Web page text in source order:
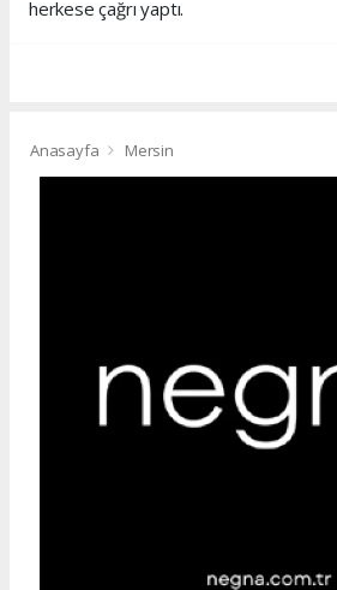
herkese çağrı yaptı.
Anasayfa Mersin